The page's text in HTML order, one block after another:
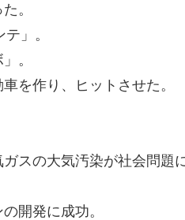
。
」。
。
を作り、ヒットさせた。
スの大気汚染が社会問題
開発に成功。